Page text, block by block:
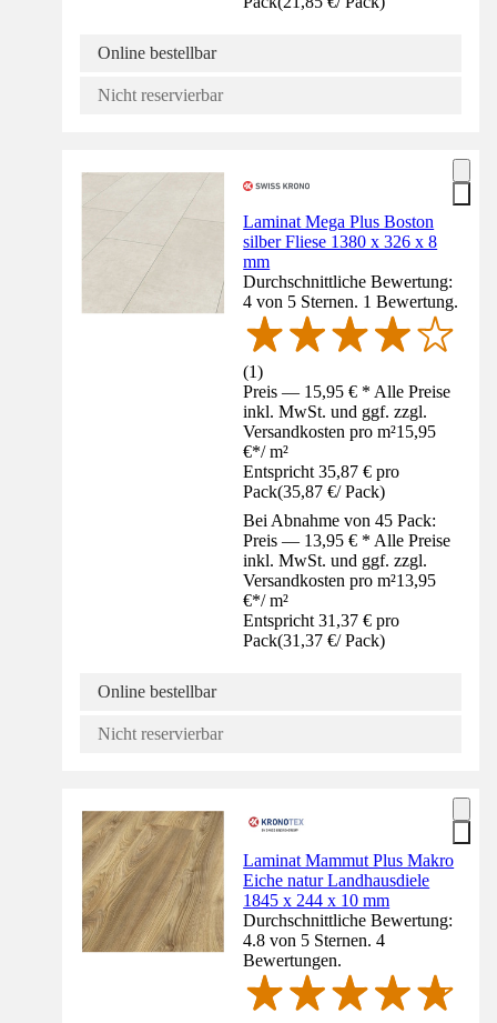
Online bestellbar
Nicht reservierbar
Laminat Mega Plus Boston
silber Fliese 1380 x 326 x 8
mm
Durchschnittliche Bewertung:
4 von 5 Sternen. 1 Bewertung.
(1)
Preis — 15,95 € * Alle Preise
inkl. MwSt. und ggf. zzgl.
Versandkosten pro m²15,95
€*/ m²
Entspricht 35,87 € pro
Pack(35,87 €/ Pack)
Bei Abnahme von 45 Pack:
Preis — 13,95 € * Alle Preise
inkl. MwSt. und ggf. zzgl.
Versandkosten pro m²13,95
€*/ m²
Entspricht 31,37 € pro
Pack(31,37 €/ Pack)
Online bestellbar
Nicht reservierbar
Laminat Mammut Plus Makro
Eiche natur Landhausdiele
1845 x 244 x 10 mm
Durchschnittliche Bewertung:
4.8 von 5 Sternen. 4
Bewertungen.